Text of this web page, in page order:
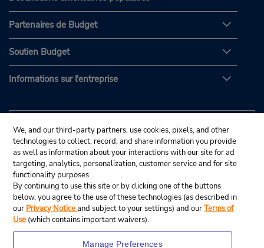
Partenaires de Budget
Soutien Budget
Informations sur l'entreprise
We, and our third-party partners, use cookies, pixels, and other
technologies to collect, record, and share information you provide
as well as information about your interactions with our site for ad
targeting, analytics, personalization, customer service and for site
functionality purposes.
By continuing to use this site or by clicking one of the buttons
below, you agree to the use of these technologies (as described in
our Privacy Noticeand subject to your settings) and ourTerms of
Use (which contains important waivers).
Manage Preferences